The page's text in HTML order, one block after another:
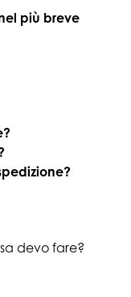
più breve
devo fare?